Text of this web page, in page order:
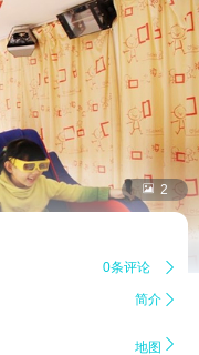
 2
0条评论 
简介 
地图 